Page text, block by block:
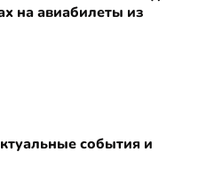
на авиабилеты из
события и